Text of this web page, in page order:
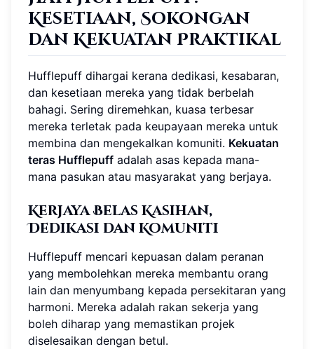
Kesetiaan, Sokongan
dan Kekuatan Praktikal
Hufflepuff dihargai kerana dedikasi, kesabaran,
dan kesetiaan mereka yang tidak berbelah
bahagi. Sering diremehkan, kuasa terbesar
mereka terletak pada keupayaan mereka untuk
membina dan mengekalkan komuniti. Kekuatan
teras Hufflepuff adalah asas kepada mana-
mana pasukan atau masyarakat yang berjaya.
Kerjaya Belas Kasihan,
Dedikasi dan Komuniti
Hufflepuff mencari kepuasan dalam peranan
yang membolehkan mereka membantu orang
lain dan menyumbang kepada persekitaran yang
harmoni. Mereka adalah rakan sekerja yang
boleh diharap yang memastikan projek
diselesaikan dengan betul.